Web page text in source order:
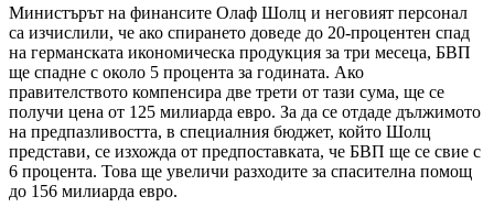
Министърът на финансите Олаф Шолц и неговият персонал
са изчислили, че ако спирането доведе до 20-процентен спад
на германската икономическа продукция за три месеца, БВП
ще спадне с около 5 процента за годината. Ако
правителството компенсира две трети от тази сума, ще се
получи цена от 125 милиарда евро. За да се отдаде дължимото
на предпазливостта, в специалния бюджет, който Шолц
представи, се изхожда от предпоставката, че БВП ще се свие с
6 процента. Това ще увеличи разходите за спасителна помощ
до 156 милиарда евро.